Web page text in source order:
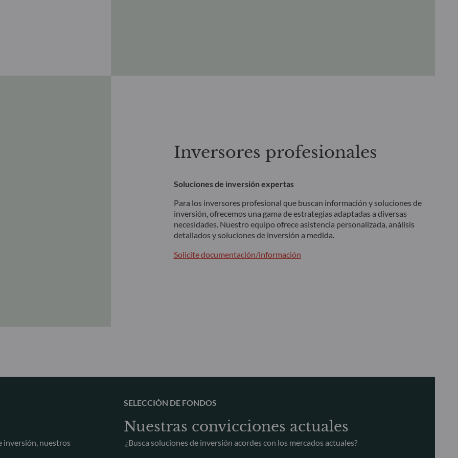
Inversores profesionales
Soluciones de inversión expertas
Para los inversores profesional que buscan información y soluciones de
inversión, ofrecemos una gama de estrategias adaptadas a diversas
necesidades. Nuestro equipo ofrece asistencia personalizada, análisis
detallados y soluciones de inversión a medida.
Solicite documentación/información
inversión, nuestros
SELECCIÓN DE FONDOS
Nuestras convicciones actuales
¿Busca soluciones de inversión acordes con los mercados actuales?